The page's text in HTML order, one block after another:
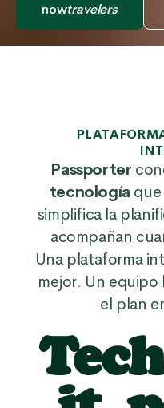
nowtravelers
Passporter
tecnologíaque
simplifica la
acompañan
Una plataforma
mejor. Un
el plan